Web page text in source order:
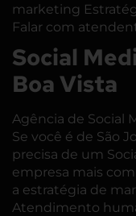
marketing
Falar com
Social
Boa Vista
Agência de Social
Se você é de São
precisa de um
empresa mais
a estratégia de
Atendimento